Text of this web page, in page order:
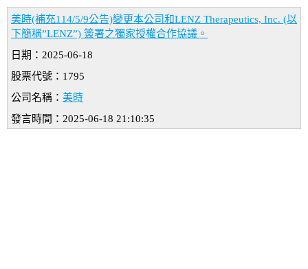
美時(補充114/5/9公告)變更本公司和LENZ Therapeutics, Inc. (以
下簡稱”LENZ”) 簽署之獨家授權合作協議。
日期：2025-06-18
股票代號：1795
公司名稱： 美時
發言時間：2025-06-18 21:10:35